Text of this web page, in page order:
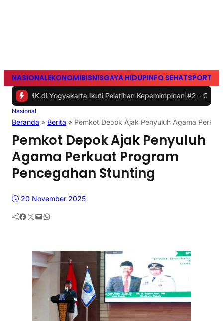
NASIONALEKONOMIBISNISGAYA HIDUPINFO SEHATSPORTS
Yogyakarta Ikuti Pelatihan Kepemimpinan|#2 -GIIAS 2026,
Nasional
Beranda » Berita » Pemkot Depok Ajak Penyuluh Agama
Pemkot Depok Ajak Penyuluh
Agama Perkuat Program
Pencegahan Stunting
20 November 2025
Facebook Twitter Mail WhatsApp